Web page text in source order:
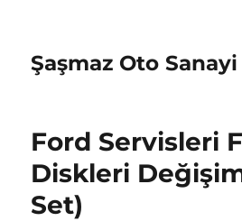
Şaşmaz Oto
Ford Servisleri
Diskleri
Set)